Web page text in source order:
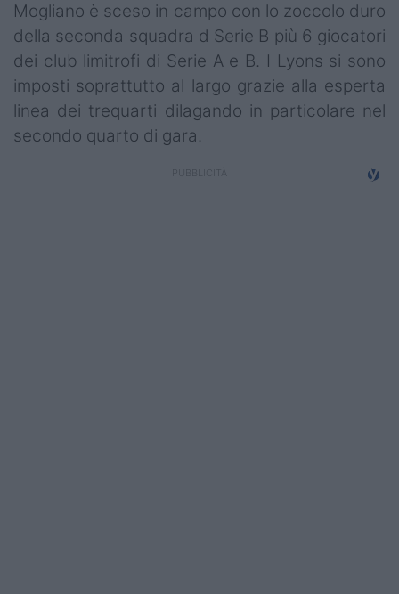
Giovanili
Coppa Italia
Minirugby
Eventi
Mogliano è sceso in campo con lo zoccolo duro
della seconda squadra d Serie B più 6 giocatori
dei club limitrofi di Serie A e B. I Lyons si sono
imposti soprattutto al largo grazie alla esperta
linea dei trequarti dilagando in particolare nel
secondo quarto di gara.